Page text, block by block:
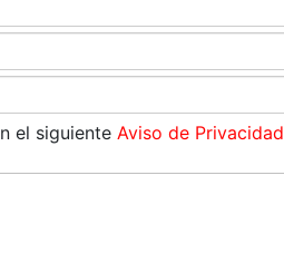
el siguiente Aviso de Privacidad